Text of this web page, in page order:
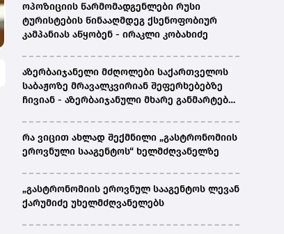
ოპოზიციის წარმომადგენლები რუსი
ტურისტების წინააღმდეგ ქსენოფობიურ
კამპანიას აწყობენ - ირაკლი კობახიძე
აზერბაიჯანელი მძღოლები საქართველოს
საბაჟოზე მრავალკვირიან შეფერხებებზე
ჩივიან - აზერბაიჯანული მხარე განმარტებას
რა ვიცით ახლად შექმნილი „გასტრონომიის
ეროვნული სააგენტოს“ ხელმძღვანელზე
„გასტრონომიის ეროვნულ სააგენტოს ლევან
ქარუმიძე უხელმძღვანელებს